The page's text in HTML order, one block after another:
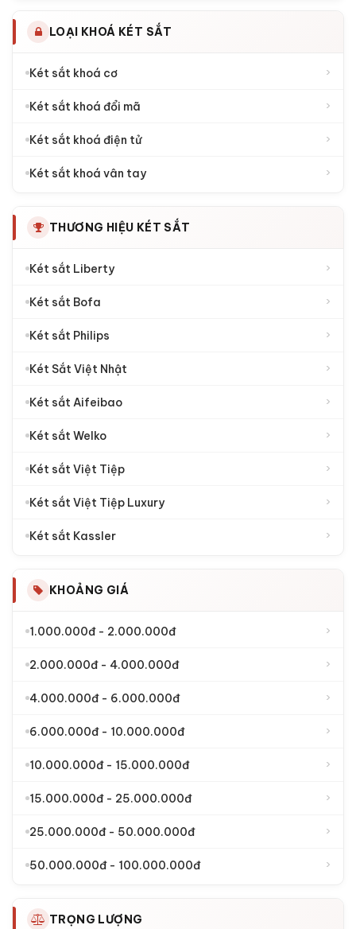
LOẠI KHOÁ KÉT SẮT
Két sắt khoá cơ ›
Két sắt khoá đổi mã ›
Két sắt khoá điện tử ›
Két sắt khoá vân tay ›
THƯƠNG HIỆU KÉT SẮT
Két sắt Liberty ›
Két sắt Bofa ›
Két sắt Philips ›
Két Sắt Việt Nhật ›
Két sắt Aifeibao ›
Két sắt Welko ›
Két sắt Việt Tiệp ›
Két sắt Việt Tiệp Luxury ›
Két sắt Kassler ›
KHOẢNG GIÁ
1.000.000đ - 2.000.000đ ›
2.000.000đ - 4.000.000đ ›
4.000.000đ - 6.000.000đ ›
6.000.000đ - 10.000.000đ ›
10.000.000đ - 15.000.000đ ›
15.000.000đ - 25.000.000đ ›
25.000.000đ - 50.000.000đ ›
50.000.000đ - 100.000.000đ ›
TRỌNG LƯỢNG